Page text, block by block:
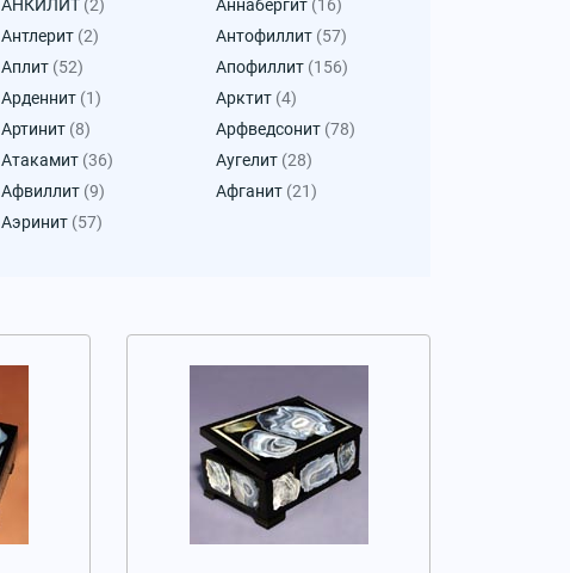
АНКИЛИТ (2) Аннабергит (16)
Антлерит (2) Антофиллит (57)
Аплит (52) Апофиллит (156)
Арденнит (1) Арктит (4)
Артинит (8) Арфведсонит (78)
Атакамит (36) Аугелит (28)
Афвиллит (9) Афганит (21)
Аэринит (57)